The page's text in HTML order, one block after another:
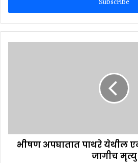
भीषण अपघातात पाथरे येथील
जागीच मृत्यु